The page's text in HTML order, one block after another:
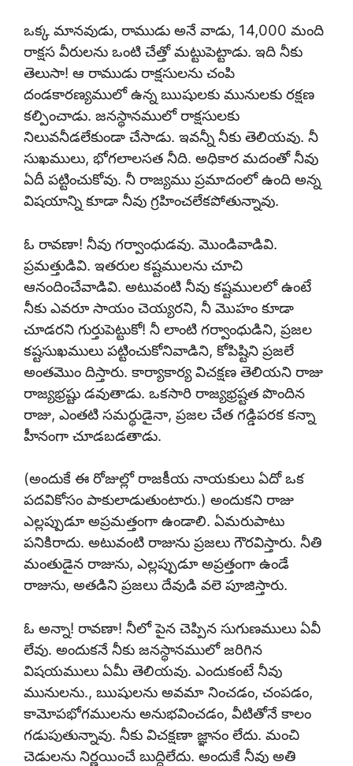
ఒక్క మానవుడు, రాముడు అనే వాడు, 14,000 మంది
రాక్షస వీరులను ఒంటి చేత్తో మట్టుపెట్టాడు. ఇది నీకు
తెలుసా! ఆ రాముడు రాక్షసులను చంపి
దండకారణ్యములో ఉన్న ఋషులకు మునులకు రక్షణ
కల్పించాడు. జనస్థానములో రాక్షసులకు
నిలువనీడలేకుండా చేసాడు. ఇవన్నీ నీకు తెలియవు. నీ
సుఖములు, భోగలాలసత నీది. అధికార మదంతో నీవు
ఏదీ పట్టించుకోవు. నీ రాజ్యము ప్రమాదంలో ఉంది అన్న
విషయాన్ని కూడా నీవు గ్రహించలేకపోతున్నావు.
ఓ రావణా! నీవు గర్వాంధుడవు. మొండివాడివి.
ప్రమత్తుడివి. ఇతరుల కష్టములను చూచి
ఆనందించేవాడివి. అటువంటి నీవు కష్టములలో ఉంటే
నీకు ఎవరూ సాయం చెయ్యరని, నీ మొహం కూడా
చూడరని గుర్తుపెట్టుకో! నీ లాంటి గర్వాంధుడిని, ప్రజల
కష్టసుఖములు పట్టించుకోనివాడిని, కోపిష్టిని ప్రజలే
అంతమొం దిస్తారు. కార్యాకార్య విచక్షణ తెలియని రాజు
రాజ్యభ్రష్టు డవుతాడు. ఒకసారి రాజ్యభ్రష్టత పొందిన
రాజు, ఎంతటి సమర్థుడైనా, ప్రజల చేత గడ్డిపరక కన్నా
హీనంగా చూడబడతాడు.
(అందుకే ఈ రోజుల్లో రాజకీయ నాయకులు ఏదో ఒక
పదవికోసం పాకులాడుతుంటారు.) అందుకని రాజు
ఎల్లప్పుడూ అప్రమత్తంగా ఉండాలి. ఏమరుపాటు
పనికిరాదు. అటువంటి రాజును ప్రజలు గౌరవిస్తారు. నీతి
మంతుడైన రాజును, ఎల్లప్పుడూ అప్రత్తంగా ఉండే
రాజును, అతడిని ప్రజలు దేవుడి వలె పూజిస్తారు.
ఓ అన్నా! రావణా! నీలో పైన చెప్పిన సుగుణములు ఏవీ
లేవు. అందుకనే నీకు జనస్థానములో జరిగిన
విషయములు ఏమీ తెలియవు. ఎందుకంటే నీవు
మునులను., ఋషులను అవమా నించడం, చంపడం,
కామోపభోగములను అనుభవించడం, వీటితోనే కాలం
గడుపుతున్నావు. నీకు విచక్షణా జ్ఞానం లేదు. మంచి
చెడులను నిర్ణయించే బుద్ధిలేదు. అందుకే నీవు అతి